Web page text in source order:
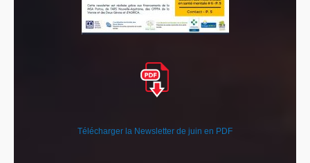
Télécharger la Newsletter de juin en PDF